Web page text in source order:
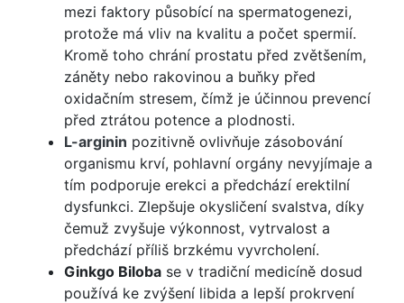
mezi faktory působící na spermatogenezi,
protože má vliv na kvalitu a počet spermií.
Kromě toho chrání prostatu před zvětšením,
záněty nebo rakovinou a buňky před
oxidačním stresem, čímž je účinnou prevencí
před ztrátou potence a plodnosti.
L-arginin pozitivně ovlivňuje zásobování
organismu krví, pohlavní orgány nevyjímaje a
tím podporuje erekci a předchází erektilní
dysfunkci. Zlepšuje okysličení svalstva, díky
čemuž zvyšuje výkonnost, vytrvalost a
předchází příliš brzkému vyvrcholení.
Ginkgo Biloba se v tradiční medicíně dosud
používá ke zvýšení libida a lepší prokrvení